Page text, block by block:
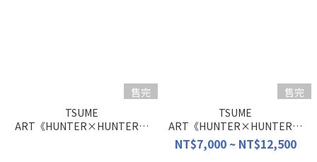
售完
TSUME
ART《HUNTER×HUNTER》
售完
TSUME
ART《HUNTER×HUNTER》
奇犽 IKIGAI
NT$7,000 ~ NT$12,500